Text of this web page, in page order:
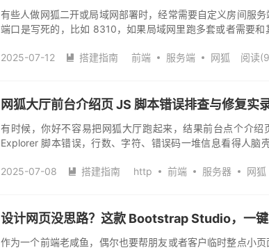
有些人做网狐二开或局域网部署时，经常需要自定义房间服
端口是写死的，比如 8310，如果局域网里跑多套或者需要和
2025-07-12
 搭建指南 前端 服务端 网狐 阅读
网狐大厅前台介绍页 JS 脚本错误排查与修复实
有时候，你好不容易把网狐大厅跑起来，结果前台点个介
Explorer 脚本错误，行数、字符、错误码一堆信息看得人脑
2025-07-08
 搭建指南 http 前端 服务器 网狐
设计网页没思路？这款 Bootstrap Studio，一键
作为一个前端老咸鱼，偶尔也要帮朋友或者客户临时整点小